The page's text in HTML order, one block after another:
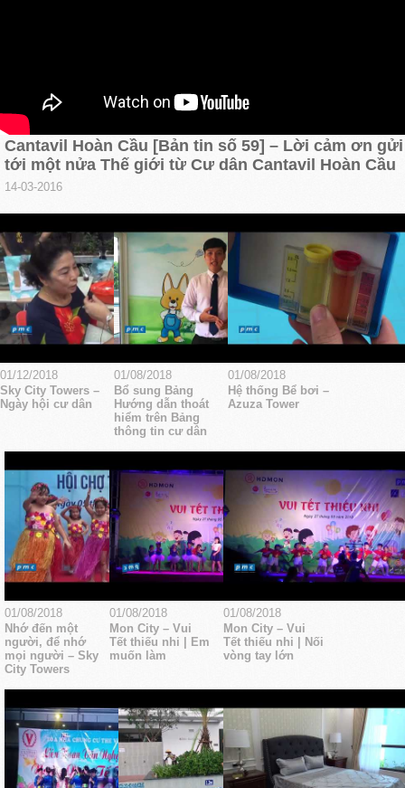
Cantavil Hoàn Cầu [Bản tin số 59] – Lời cảm ơn gửi
tới một nửa Thế giới từ Cư dân Cantavil Hoàn Cầu
14-03-2016
01/12/2018
Sky City Towers –
Ngày hội cư dân
01/08/2018
Bổ sung Bảng
Hướng dẫn thoát
hiểm trên Bảng
thông tin cư dân
01/08/2018
Hệ thống Bể bơi –
Azuza Tower
01/08/2018
Nhớ đến một
người, để nhớ
mọi người – Sky
City Towers
01/08/2018
Mon City – Vui
Tết thiếu nhi | Em
muốn làm
01/08/2018
Mon City – Vui
Tết thiếu nhi | Nối
vòng tay lớn